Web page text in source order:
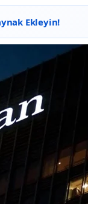
Ekleyin!